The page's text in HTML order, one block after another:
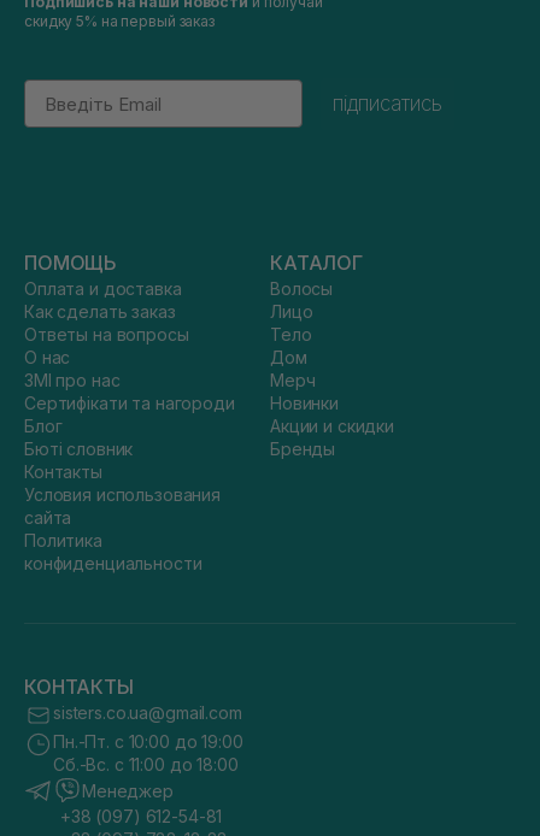
скидку 5% на первый заказ
Email
підписатись
ПОМОЩЬ
Оплата и доставка
Как сделать заказ
Ответы на вопросы
О нас
ЗМІ про нас
Сертифікати та нагороди
Блог
Бюті словник
Контакты
Условия использования
сайта
Политика
конфиденциальности
КАТАЛОГ
Волосы
Лицо
Тело
Дом
Мерч
Новинки
Акции и скидки
Бренды
КОНТАКТЫ
sisters.co.ua@gmail.com
Пн.-Пт. с 10:00 до 19:00
Сб.-Вс. с 11:00 до 18:00
Менеджер
+38 (097) 612-54-81